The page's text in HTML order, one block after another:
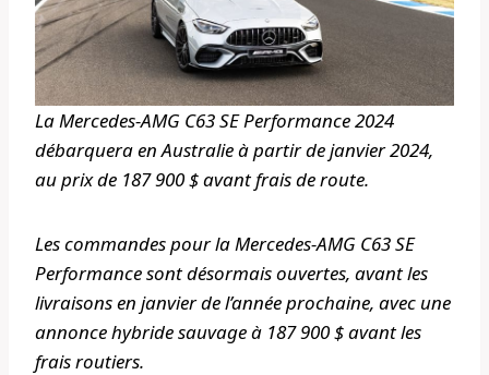
La Mercedes-AMG C63 SE Performance 2024
débarquera en Australie à partir de janvier 2024,
au prix de 187 900 $ avant frais de route.
Les commandes pour la Mercedes-AMG C63 SE
Performance sont désormais ouvertes, avant les
livraisons en janvier de l’année prochaine, avec une
annonce hybride sauvage à 187 900 $ avant les
frais routiers.